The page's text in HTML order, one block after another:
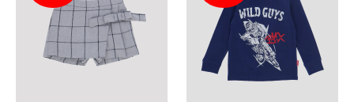
Millions of people around the world visit
buy and sell creative assets, use smart
templates, learn creative skills or even hire